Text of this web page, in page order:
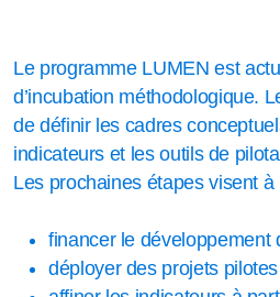
Le programme LUMEN est
d’incubation méthodologique.
de définir les cadres
indicateurs et les outils de
Les prochaines étapes visent à
financer le développement
déployer des projets